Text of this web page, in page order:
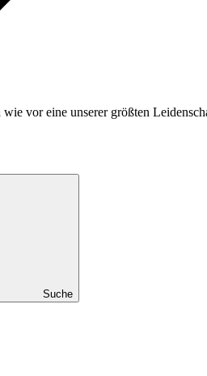
vor eine unserer größten
Suche